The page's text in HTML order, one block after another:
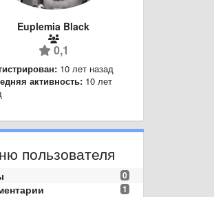
Euplemia Black
0,1
10 лет назад
активность: 10 лет
пользователя
0
1